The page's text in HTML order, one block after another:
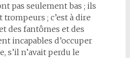
pas seulement bas ; ils
; c’est à dire
des fantômes et des
incapables d’occuper
s’il n’avait perdu le